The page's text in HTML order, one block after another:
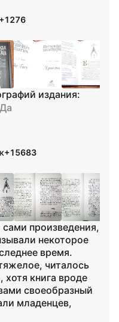
+1276
издания:
Да
+15683
произведения,
некоторое
время.
читалось
хотя книга вроде
своеобразный
младенцев,